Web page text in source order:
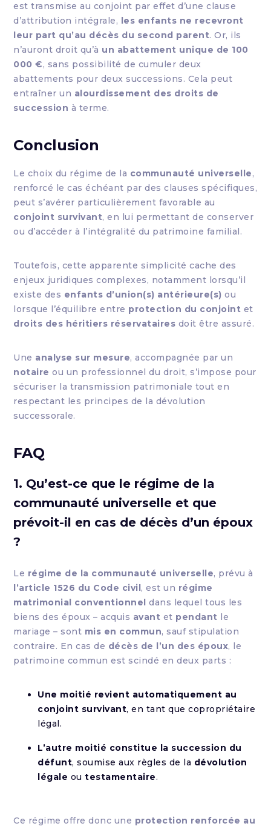
est transmise au conjoint par effet d’une clause
d’attribution intégrale, les enfants ne recevront
leur part qu’au décès du second parent. Or, ils
n’auront droit qu’à un abattement unique de 100
000 €, sans possibilité de cumuler deux
abattements pour deux successions. Cela peut
entraîner un alourdissement des droits de
succession à terme.
Conclusion
Le choix du régime de la communauté universelle,
renforcé le cas échéant par des clauses spécifiques,
peut s’avérer particulièrement favorable au
conjoint survivant, en lui permettant de conserver
ou d’accéder à l’intégralité du patrimoine familial.
Toutefois, cette apparente simplicité cache des
enjeux juridiques complexes, notamment lorsqu’il
existe des enfants d’union(s) antérieure(s) ou
lorsque l’équilibre entre protection du conjoint et
droits des héritiers réservataires doit être assuré.
Une analyse sur mesure, accompagnée par un
notaire ou un professionnel du droit, s’impose pour
sécuriser la transmission patrimoniale tout en
respectant les principes de la dévolution
successorale.
FAQ
1. Qu’est-ce que le régime de la
communauté universelle et que
prévoit-il en cas de décès d’un époux
?
Le régime de la communauté universelle, prévu à
l’article 1526 du Code civil, est un régime
matrimonial conventionnel dans lequel tous les
biens des époux – acquis avant et pendant le
mariage – sont mis en commun, sauf stipulation
contraire. En cas de décès de l’un des époux, le
patrimoine commun est scindé en deux parts :
Une moitié revient automatiquement au
conjoint survivant, en tant que copropriétaire
légal.
L’autre moitié constitue la succession du
défunt, soumise aux règles de la dévolution
légale outestamentaire.
Ce régime offre donc une protection renforcée au